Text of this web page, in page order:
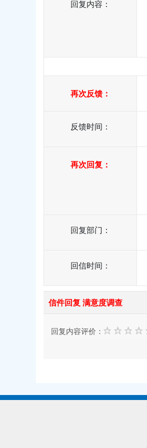
回复内容：
再次反馈：
反馈时间：
再次回复：
回复部门：
回信时间：
信件回复 满意度调查
回复内容评价：